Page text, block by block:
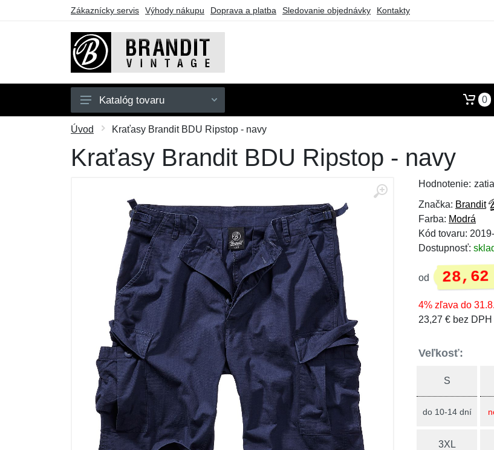
Zákaznícky servis Výhody nákupu Doprava a platba Sledovanie objednávky Kontakty
Pánske
Dámske
Darčekové poukazy
Výpredaj
Katalóg tovaru 0
Úvod Kraťasy Brandit BDU Ripstop - navy
Kraťasy Brandit BDU Ripstop - navy
Hodnotenie:
Značka: Brandit
Farba: Modrá
Kód tovaru:
Dostupnosť:
od
4% zľava do
23,27 € bez
Veľkosť:
S
do 10-14 dní
3XL